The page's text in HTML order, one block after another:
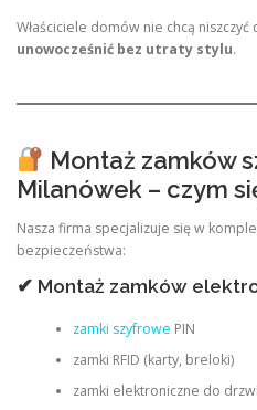
Właściciele domów nie chcą
unowocześnić bez utraty stylu.
Montaż zamków
Milanówek – czym
Nasza firma specjalizuje się w
bezpieczeństwa:
✔ Montaż zamków
zamki szyfrowe PIN
zamki RFID (karty, breloki)
zamki elektroniczne do